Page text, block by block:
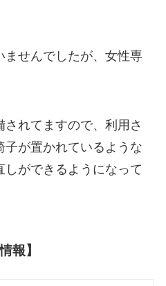
ませんでしたが、女性専
れてますので、利用さ
が置かれているような
ができるようになって
報】